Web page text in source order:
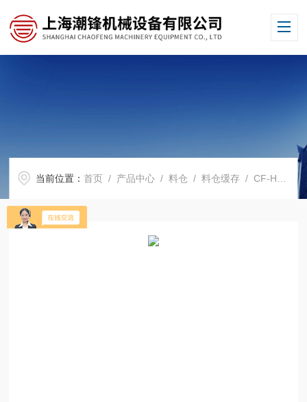
当前位置：首页 / 产品中心 /料仓 /料仓缓存 / CF-HCC粉末缓存料仓